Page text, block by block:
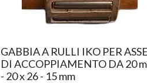
GABBIA A RULLI IKO PER ASSE
DI ACCOPPIAMENTO DA 20
- 20 x 26 - 15 mm